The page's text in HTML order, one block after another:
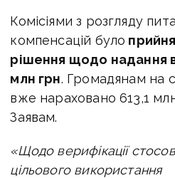
Комісіями з розгляду
компенсацій було
рішення щодо надання
млн грн. Громадянам на
вже нараховано 613,1
Заявам.
«Щодо верифікації
цільового використання